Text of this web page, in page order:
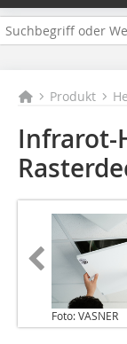
Produkt
Infrarot-
Foto: VASNER